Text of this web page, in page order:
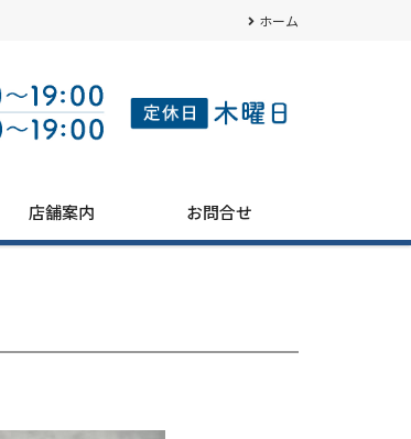
ホーム
店舗案内 お問合せ